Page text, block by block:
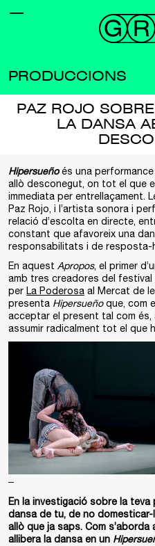
PRODUCCIONS
PAZ ROJO
LA DANSA
Hipersueñoés una
allò desconegut, on tot el que
immediata per entrellaçament.
Paz Rojo, i l’artista sonora i
relació d’escolta en directe,
constant que afavoreix una
responsabilitats i de resposta-
En aquest Apropos, el primer
amb tres creadores del festival
per La Poderosa al Mercat de
presenta Hipersueñoque, com
acceptar el present tal com és,
assumir radicalment tot el que
–
En la investigació sobre la teva
dansa de tu, de no
allò que ja saps. Com
allibera la dansa en un